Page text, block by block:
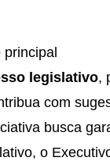
principal
legislativo,
com
busca
o